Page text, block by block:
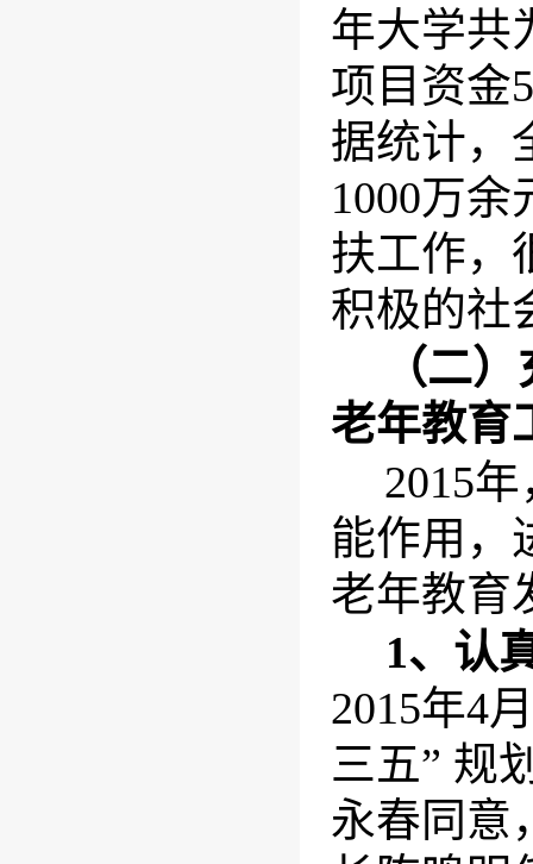
年大学共
项目资金
据统计，
1000万余
扶工作，
积极的社
（二
老年教育
2015
能作用，
老年教育
1、认
2015年4
三五” 规
永春同意